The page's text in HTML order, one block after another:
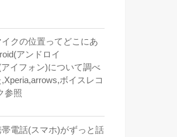
クの位置ってどこにあ
アンドロイ
アイフォン)について調べ
ボイスレコ
参照
帯電話(スマホ)がずっと話